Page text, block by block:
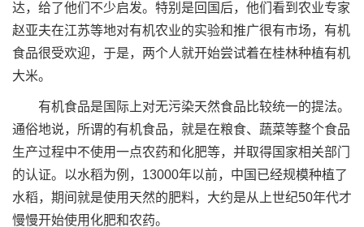
达，给了他们不少启发。特别是回国后，他们看到农业专家
赵亚夫在江苏等地对有机农业的实验和推广很有市场，有机
食品很受欢迎，于是，两个人就开始尝试着在桂林种植有机
大米。
有机食品是国际上对无污染天然食品比较统一的提法。
通俗地说，所谓的有机食品，就是在粮食、蔬菜等整个食品
生产过程中不使用一点农药和化肥等，并取得国家相关部门
的认证。以水稻为例，13000年以前，中国已经规模种植了
水稻，期间就是使用天然的肥料，大约是从上世纪50年代才
慢慢开始使用化肥和农药。